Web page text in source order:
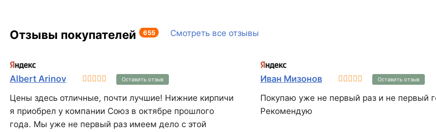
систему утепления KAIMAN®
38 не имеет аналогов в России.
Отзывы покупателей 655 Смотреть все отзывы
Albert Arinov Оставить отзыв
Цены здесь отличные, почти лучшие! Нижние кирпичи
я приобрел у компании Союз в октябре прошлого
года. Мы уже не первый раз имеем дело с этой
Иван Мизонов Оставить отзыв
Покупаю уже не первый раз и не первый
Рекомендую